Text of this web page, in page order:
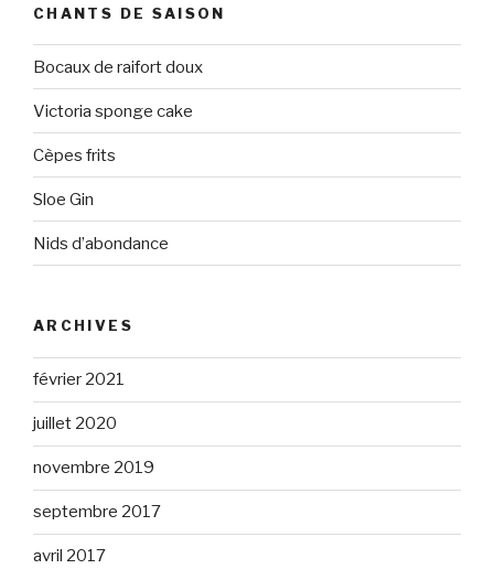
CHANTS DE SAISON
Bocaux de raifort doux
Victoria sponge cake
Cèpes frits
Sloe Gin
Nids d’abondance
ARCHIVES
février 2021
juillet 2020
novembre 2019
septembre 2017
avril 2017